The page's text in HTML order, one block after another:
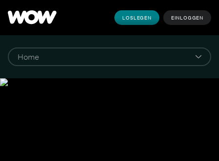
LOSLEGEN EINLOGGEN